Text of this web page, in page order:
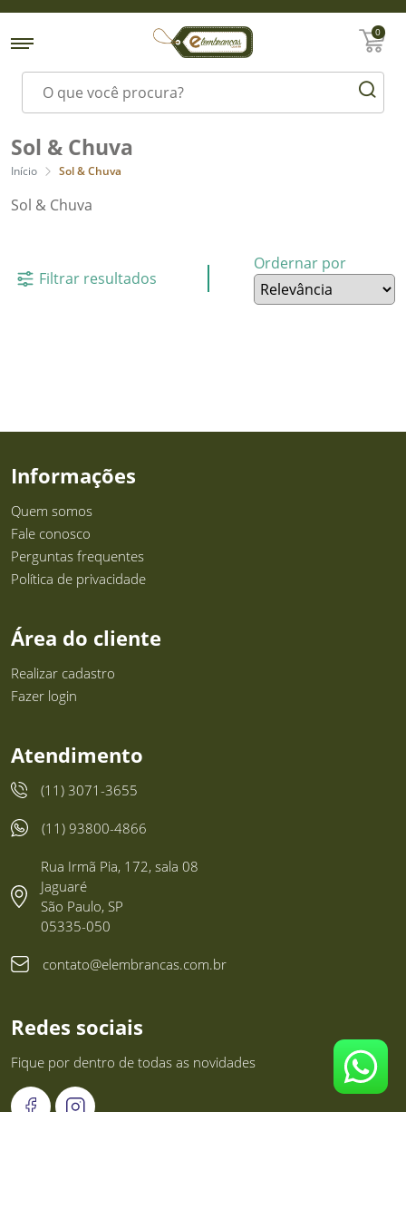
0
Sol & Chuva
Início Sol & Chuva
Sol & Chuva
Filtrar resultados
Ordernar por
Informações
Quem somos
Fale conosco
Perguntas frequentes
Política de privacidade
Área do cliente
Realizar cadastro
Fazer login
Atendimento
(11) 3071-3655
(11) 93800-4866
Rua Irmã Pia, 172, sala 08
Jaguaré
São Paulo, SP
05335-050
contato@elembrancas.com.br
Redes sociais
Fique por dentro de todas as novidades